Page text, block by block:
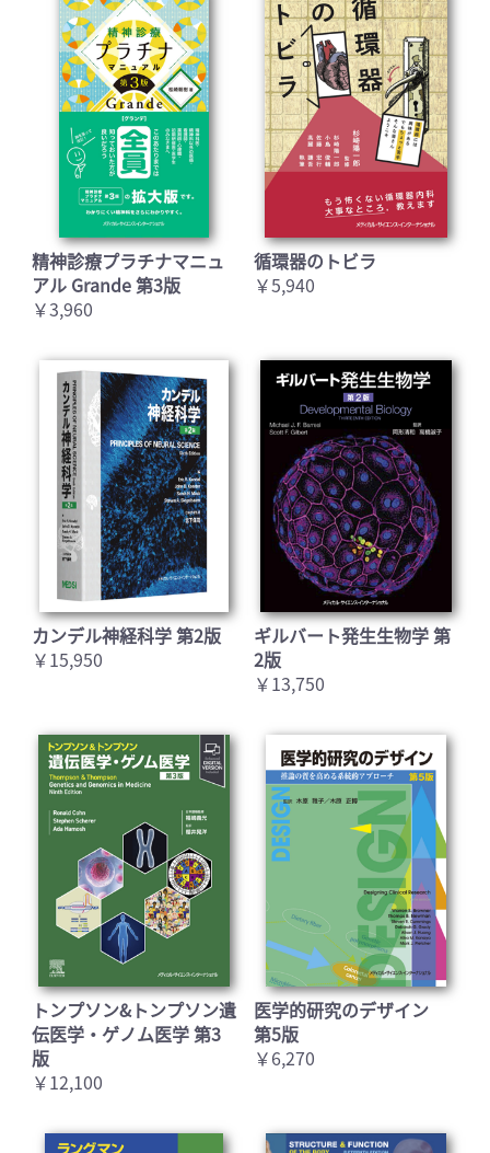
精神診療プラチナマニュ
アル Grande 第3版
￥3,960
循環器のトビラ
￥5,940
カンデル神経科学 第2版
￥15,950
ギルバート発生生物学 第
2版
￥13,750
トンプソン&トンプソン遺
伝医学・ゲノム医学 第3
版
￥12,100
医学的研究のデザイン
第5版
￥6,270